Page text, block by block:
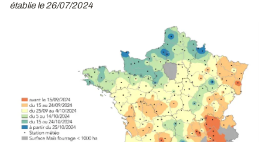
établie le 26/07/2024